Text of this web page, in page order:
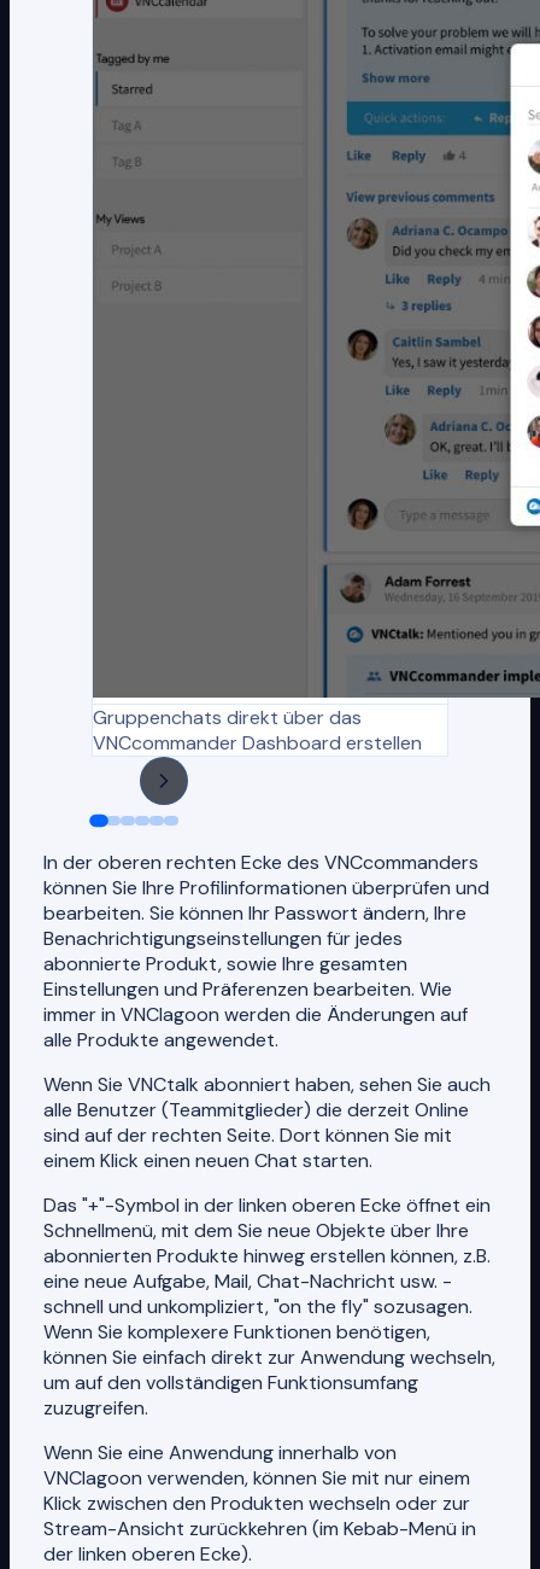
Gruppenchats direkt über das
VNCcommander Dashboard erstellen
In der oberen rechten Ecke des VNCcommanders
können Sie Ihre Profilinformationen überprüfen und
bearbeiten. Sie können Ihr Passwort ändern, Ihre
Benachrichtigungseinstellungen für jedes
abonnierte Produkt, sowie Ihre gesamten
Einstellungen und Präferenzen bearbeiten. Wie
immer in VNClagoon werden die Änderungen auf
alle Produkte angewendet.
Wenn Sie VNCtalk abonniert haben, sehen Sie auch
alle Benutzer (Teammitglieder) die derzeit Online
sind auf der rechten Seite. Dort können Sie mit
einem Klick einen neuen Chat starten.
Das "+"-Symbol in der linken oberen Ecke öffnet ein
Schnellmenü, mit dem Sie neue Objekte über Ihre
abonnierten Produkte hinweg erstellen können, z.B.
eine neue Aufgabe, Mail, Chat-Nachricht usw. -
schnell und unkompliziert, "on the fly" sozusagen.
Wenn Sie komplexere Funktionen benötigen,
können Sie einfach direkt zur Anwendung wechseln,
um auf den vollständigen Funktionsumfang
zuzugreifen.
Wenn Sie eine Anwendung innerhalb von
VNClagoon verwenden, können Sie mit nur einem
Klick zwischen den Produkten wechseln oder zur
Stream-Ansicht zurückkehren (im Kebab-Menü in
der linken oberen Ecke).